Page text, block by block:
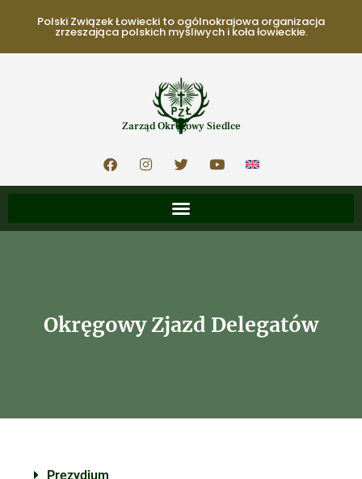
Polski Związek Łowiecki to ogólnokrajowa organizacja
zrzeszająca polskich myśliwych i koła łowieckie.
Zarząd Okręgowy Siedlce
Okręgowy Zjazd Delegatów
Prezydium